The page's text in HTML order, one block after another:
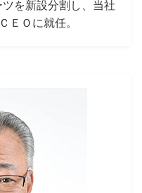
を新設分割し、当社
ＥＯに就任。